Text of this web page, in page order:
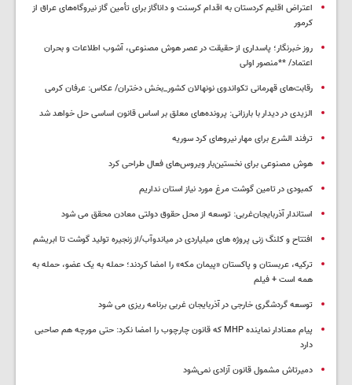
اعتراض اقلیم کردستان به اقدام کرسنت و داناگاز برای تأمین گاز نیروگاه‌های عراق از
کرمور
روز خبرنگار؛ پاسداری از حقیقت در عصر هوش مصنوعی، آشوب اطلاعات و بحران
اعتماد/ **منصور اولی
رقابت‌های قهرمانی تکواندوی نونهالان کشور_بخش دختران/ عکاس: عرفان کرمی
الزیدی در دیدار با بارزانی: پرونده‌های معلق بر اساس قانون اساسی حل خواهد شد
ترفند الشرع برای مهار نیروهای کرد سوریه
هوش مصنوعی برای نخستین‌بار ویروس‌های فعال طراحی کرد
کمبودی در تامین گوشت مرغ مورد نیاز استان نداریم
استاندار آذربایجان‌غربی: توسعه از محل حقوق دولتی معادن محقق می شود
افتتاح و کلنگ زنی پروژه های میلیاردی در میاندوآب/از زنجیره تولید گوشت تا ابریشم
ترکیه، عربستان و پاکستان «پیمان مکه» را امضا کردند؛ حمله به یک عضو، حمله به
همه است + فیلم
توسعه گردشگری خارجی در آذربایجان غربی برنامه ریزی می شود
پیام معنادار نماینده MHP که قانون چارچوب را امضا نکرد: حتی مورچه هم صاحبی
دارد
دمیرتاش مشمول قانون آزادی نمی‌شود